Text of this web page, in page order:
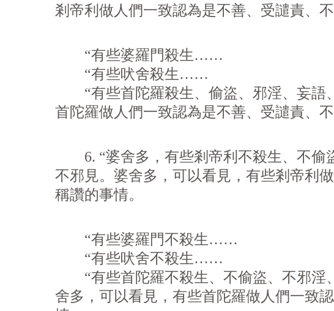
剎帝利做人們一致認為是不善、受譴責、
“有些婆羅門殺生……
“有些吠舍殺生……
“有些首陀羅殺生、偷盜、邪淫、妄語
首陀羅做人們一致認為是不善、受譴責、
6. “婆舍多，有些剎帝利不殺生、不偷
不邪見。婆舍多，可以看見，有些剎帝利
稱讚的事情。
“有些婆羅門不殺生……
“有些吠舍不殺生……
“有些首陀羅不殺生、不偷盜、不邪淫
舍多，可以看見，有些首陀羅做人們一致